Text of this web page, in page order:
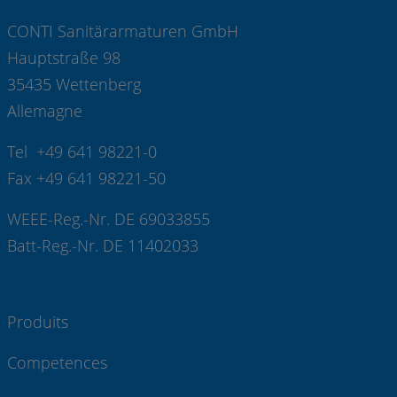
CONTI Sanitärarmaturen GmbH
Hauptstraße 98
35435 Wettenberg
Allemagne
Tel +49 641 98221-0
Fax +49 641 98221-50
WEEE-Reg.-Nr. DE 69033855
Batt-Reg.-Nr. DE 11402033
Produits
Competences